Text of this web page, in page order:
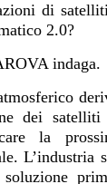
di
2.0?
indaga.
dei satelliti
la
L’industria